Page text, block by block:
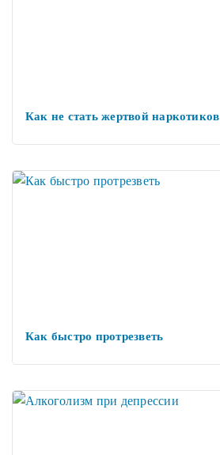
Как не стать жертвой наркотиков
Как быстро протрезветь